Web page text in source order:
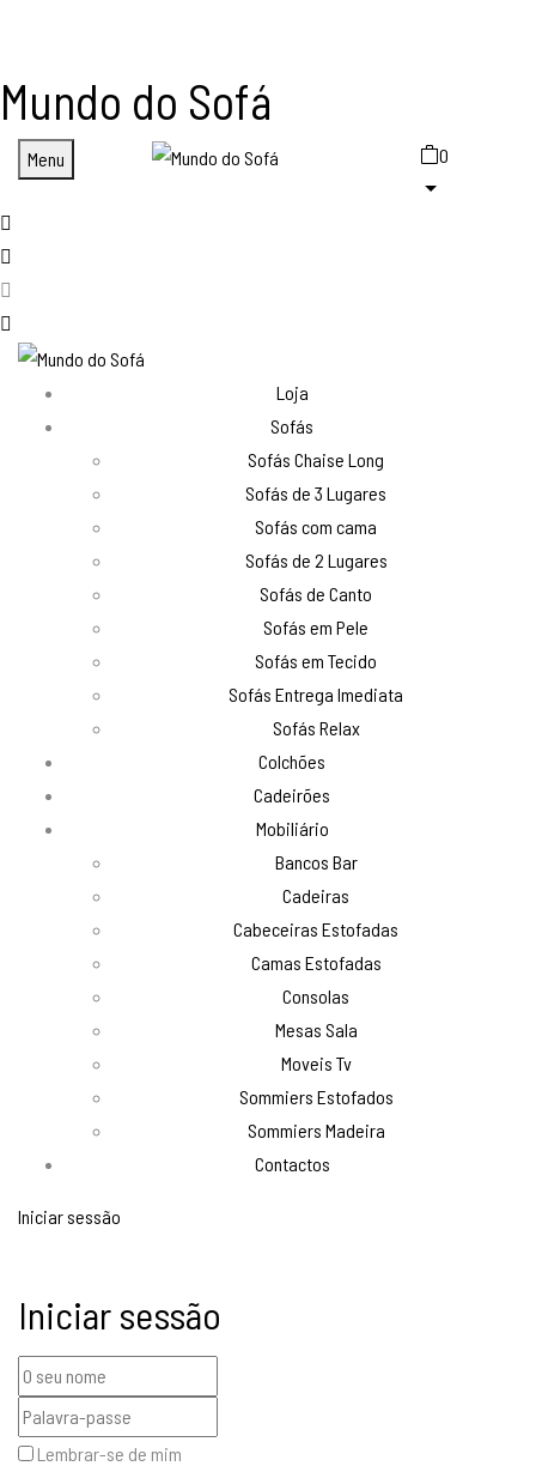
Mundo do Sofá
Menu 0
Loja
Sofás
Sofás Chaise Long
Sofás de 3 Lugares
Sofás com cama
Sofás de 2 Lugares
Sofás de Canto
Sofás em Pele
Sofás em Tecido
Sofás Entrega Imediata
Sofás Relax
Colchões
Cadeirões
Mobiliário
Bancos Bar
Cadeiras
Cabeceiras Estofadas
Camas Estofadas
Consolas
Mesas Sala
Moveis Tv
Sommiers Estofados
Sommiers Madeira
Contactos
Iniciar sessão
Iniciar sessão
Lembrar-se de mim